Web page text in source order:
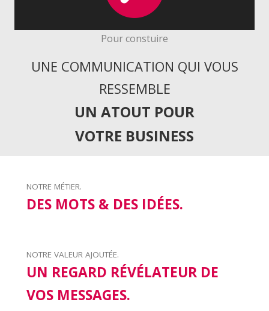
Pour constuire
UNE COMMUNICATION QUI VOUS
RESSEMBLE
UN ATOUT POUR
VOTRE BUSINESS
NOTRE MÉTIER.
DES MOTS & DES IDÉES.
NOTRE VALEUR AJOUTÉE.
UN REGARD RÉVÉLATEUR DE
VOS MESSAGES.